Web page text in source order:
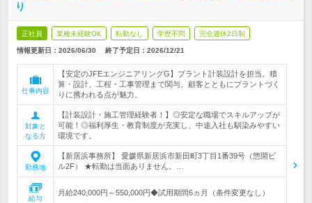
り
正社員 業種未経験OK 転勤なし 学歴不問 完全週休2日制
情報更新日：2026/06/30 終了予定日： 2026/12/21
仕事内容
【安定のJFEエンジニアリングG】プラント計装設計を担当。積
算・設計、工程・工事管理まで関与。顧客とともにプラントづく
りに携われる点が魅力。
対象と
なる方
【計装設計・施工管理経験者！】◎安定な職場でスキルアップが
可能！◎福利厚生・教育制度が充実し、中途入社も馴染みやすい
環境です。
勤務地
【新居浜事務所】 愛媛県新居浜市新田町3丁目1番39号（惣開ビ
ル2F） ★転勤は当面ありません。…
給与
月給240,000円～550,000円◆試用期間6ヵ月（条件変更なし）